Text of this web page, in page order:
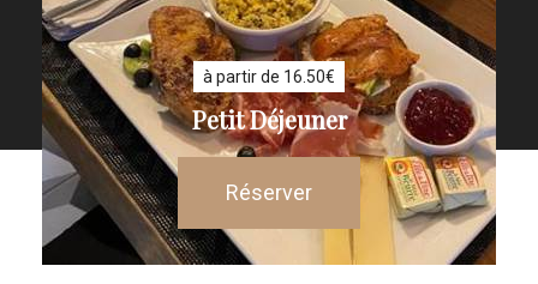
à partir de 16.50€
Petit Déjeuner
Réserver